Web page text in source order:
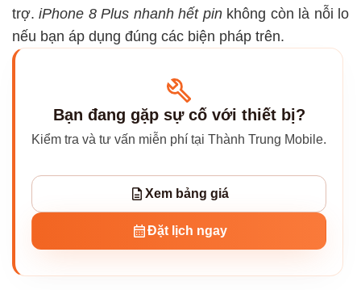
trợ.iPhone 8 Plus nhanh hết pinkhông còn là nỗi lo
nếu bạn áp dụng đúng các biện pháp trên.
Bạn đang gặp sự cố với thiết bị?
Kiểm tra và tư vấn miễn phí tại Thành Trung Mobile.
Xem bảng giá
Đặt lịch ngay